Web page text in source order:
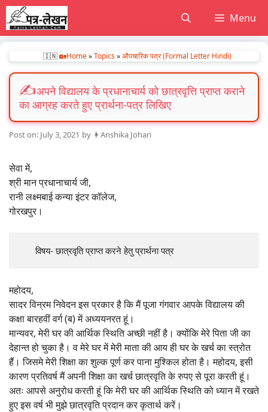
Skip
to
content
Menu
🇮🇳 🏡Home»Topics»औपचारिक पत्र (Formal Letter Hindi)
अपने विद्यालय के प्रधानाचार्य को छात्रवृत्ति प्राप्त कराने
का आग्रह करते हुए प्रार्थना-पत्र लिखिए
July 3, 2021 by 👩Anshika Johari
सेवा में,
श्री मान प्रधानाचार्य जी,
रानी लक्ष्मबाई कन्या इंटर कॉलेज,
गोरखपुर।
      विषय- छात्रवृति प्राप्त करने हेतु प्रार्थना पत्र
महोदय,
सादर विन्रम निवेदन इस प्रकार है कि मैं पूजा गंगवार आपके विद्यालय की
कक्षा बारहवीं वर्ग (ब) में अध्ययनरत हूं।
मान्यवर, मेरी घर की आर्थिक स्थिति अच्छी नहीं है। क्योंकि मेरे पिता जी का
देहान्त हो चुका है। व मेरे घर में मेरी माता की आय ही घर के खर्च का स्त्रोत
हैं। जिसमे मेरी शिक्षा का शुल्क पूर्ण कर पाना मुश्किल होता है। महोदय, इसी
कारण प्रतिवर्ष मैं अपनी शिक्षा का खर्च छात्रवृति के रुपए से पूरा करती हूं।
अतः आपसे अनुरोध करती हूं कि मेरी घर की आर्थिक स्थिति को ध्यान में रखते
हुए इस वर्ष भी मुझे छात्रवृति प्रदान कर कृतार्थ करें।